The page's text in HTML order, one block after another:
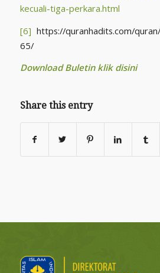
kecuali-tiga-perkara.html
[6] https://quranhadits.com/
65/
Download Buletin klik disini
Share this entry